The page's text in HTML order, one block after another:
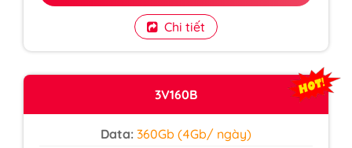
Chi tiết
3V160B
Data: 360Gb (4Gb/ ngày)